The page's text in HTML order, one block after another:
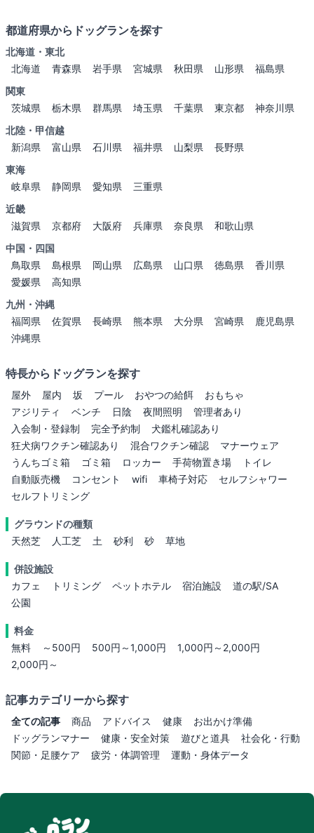
都道府県からドッグランを探す
北海道・東北
北海道
青森県 岩手県 宮城県 秋田県 山形県
福島県
関東
茨城県
栃木県 群馬県 埼玉県 千葉県 東京都
神奈川県
北陸・甲信越
新潟県
富山県 石川県 福井県 山梨県
長野県
東海
岐阜県
静岡県 愛知県
三重県
近畿
滋賀県
京都府 大阪府 兵庫県 奈良県
和歌山県
中国・四国
鳥取県
島根県 岡山県 広島県 山口県 徳島県
香川県
愛媛県
高知県
九州・沖縄
福岡県
佐賀県 長崎県 熊本県 大分県 宮崎県
鹿児島県
沖縄県
特長からドッグランを探す
屋外 屋内 坂 プール おやつの給餌
おもちゃ
アジリティ
ベンチ 日陰 夜間照明
管理者あり
入会制・登録制
完全予約制
犬鑑札確認あり
狂犬病ワクチン確認あり
混合ワクチン確認
マナーウェア
うんちゴミ箱
ゴミ箱 ロッカー 手荷物置き場
トイレ
自動販売機
コンセント wifi 車椅子対応
セルフシャワー
セルフトリミング
グラウンドの種類
天然芝
人工芝 土 砂利 砂 草地
併設施設
カフェ
トリミング ペットホテル 宿泊施設
道の駅/SA
公園
料金
無料
～500円 500円～1,000円
1,000円～2,000円
2,000円～
記事カテゴリーから探す
全ての記事 商品 アドバイス 健康
お出かけ準備
ドッグランマナー
健康・安全対策 遊びと道具
社会化・行動
関節・足腰ケア
疲労・体調管理 運動・身体データ